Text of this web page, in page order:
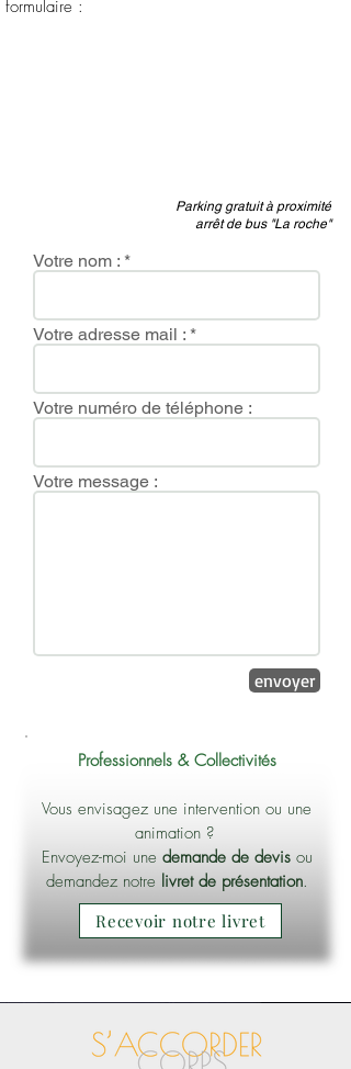
formulaire :
Parking gratuit à proximité
arrêt de bus "La roche"
Votre nom :
Votre adresse mail :
Votre numéro de téléphone :
Votre message :
envoyer
Professionnels & Collectivités
Vous envisagez une intervention ou une
animation ?
Envoyez-moi une demande de devis ou
demandez notre livret de présentation.
Recevoir notre livret